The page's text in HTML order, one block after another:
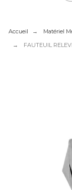
Accueil Matériel
FAUTEUIL